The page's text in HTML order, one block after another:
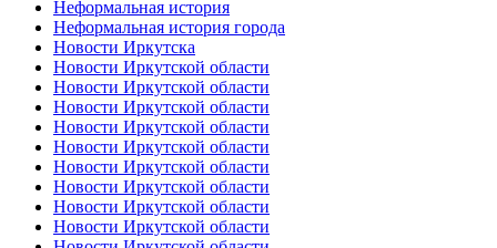
Неформальная история
Неформальная история города
Новости Иркутска
Новости Иркутской области
Новости Иркутской области
Новости Иркутской области
Новости Иркутской области
Новости Иркутской области
Новости Иркутской области
Новости Иркутской области
Новости Иркутской области
Новости Иркутской области